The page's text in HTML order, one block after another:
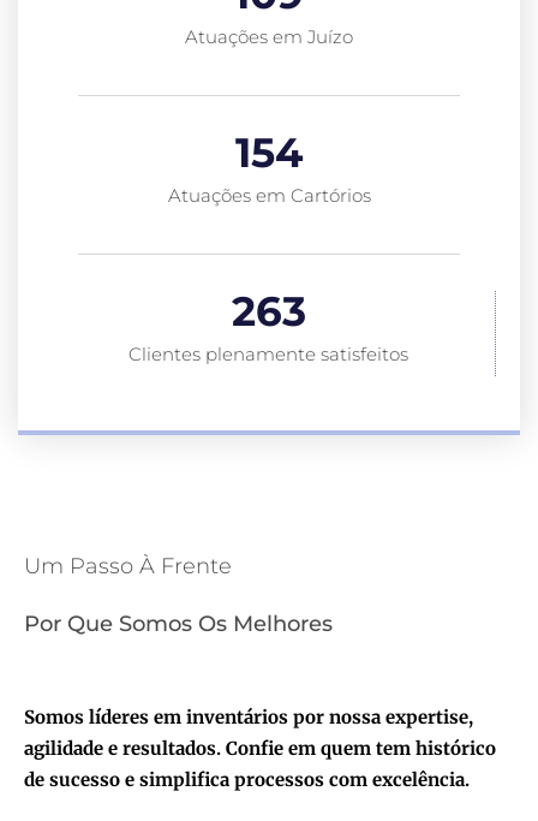
Atuações em Juízo
Atuações em Cartórios
154
Clientes plenamente satisfeitos
263
Um Passo À Frente
Por Que Somos Os Melhores
Somos líderes em inventários por nossa expertise,
agilidade e resultados. Confie em quem tem histórico
de sucesso e simplifica processos com excelência.